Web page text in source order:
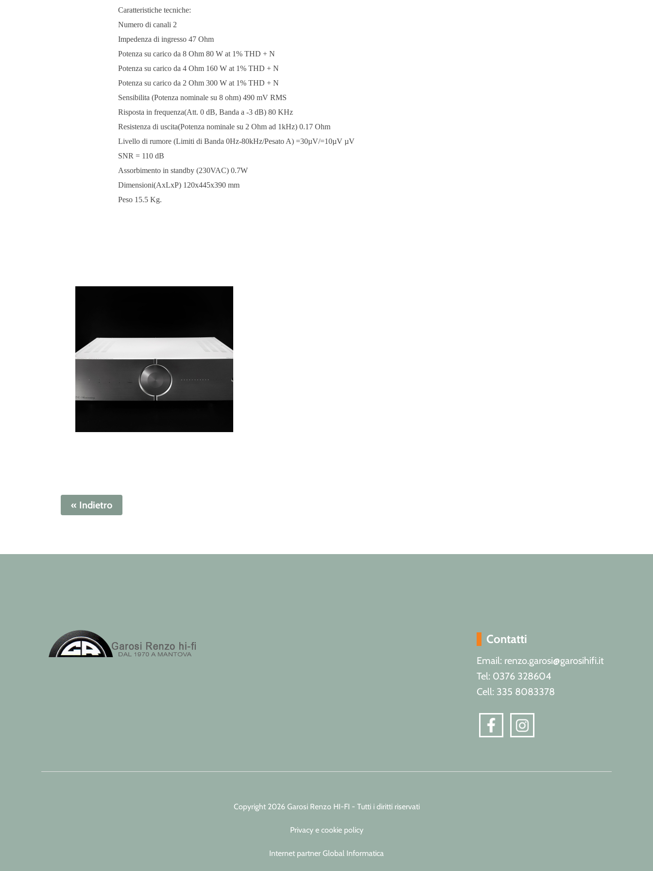
Caratteristiche tecniche:
Numero di canali 2
Impedenza di ingresso 47 Ohm
Potenza su carico da 8 Ohm 80 W at 1% THD + N
Potenza su carico da 4 Ohm 160 W at 1% THD + N
Potenza su carico da 2 Ohm 300 W at 1% THD + N
Sensibilita (Potenza nominale su 8 ohm) 490 mV RMS
Risposta in frequenza(Att. 0 dB, Banda a -3 dB) 80 KHz
Resistenza di uscita(Potenza nominale su 2 Ohm ad 1kHz) 0.17 Ohm
Livello di rumore (Limiti di Banda 0Hz-80kHz/Pesato A) =30µV/=10µV µV
SNR = 110 dB
Assorbimento in standby (230VAC) 0.7W
Dimensioni(AxLxP) 120x445x390 mm
Peso 15.5 Kg.
« Indietro
Contatti
Email: renzo.garosi@garosihifi.it
Tel: 0376 328604
Cell: 335 8083378
Copyright 2026 Garosi Renzo HI-FI - Tutti i diritti riservati
Privacy e cookie policy
Internet partner Global Informatica